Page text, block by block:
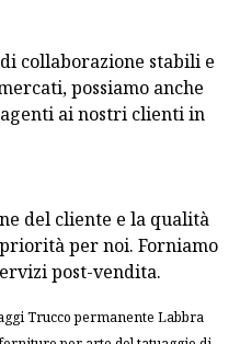
collaborazione stabili e
possiamo anche
ai nostri clienti in
del cliente e la qualità
per noi. Forniamo
post-vendita.
Trucco permanente Labbra